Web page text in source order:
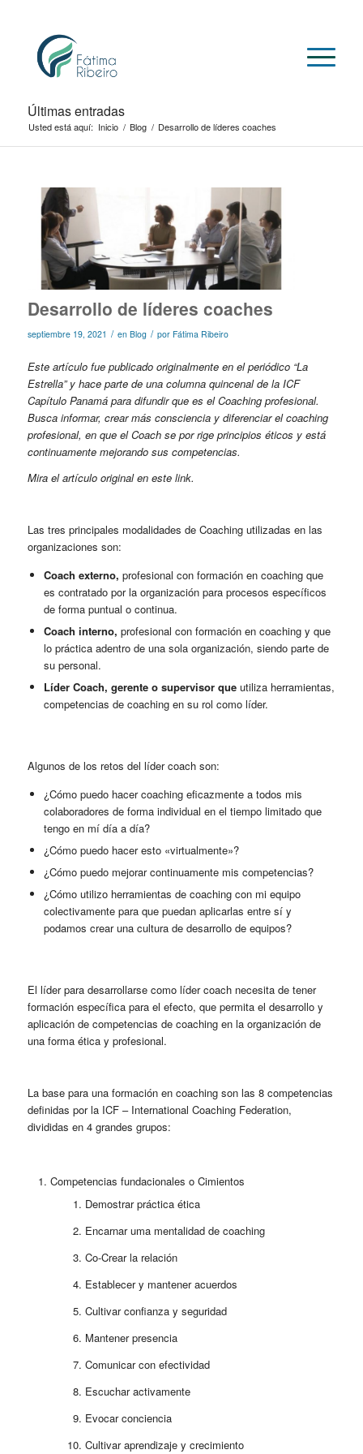
Últimas entradas
Usted está aquí: Inicio / Blog / Desarrollo de líderes coaches
Desarrollo de líderes coaches
septiembre 19, 2021 / en Blog / por Fátima Ribeiro
Este artículo fue publicado originalmente en el periódico “La
Estrella” y hace parte de una columna quincenal de la ICF
Capítulo Panamá para difundir que es el Coaching profesional.
Busca informar, crear más consciencia y diferenciar el coaching
profesional, en que el Coach se por rige principios éticos y está
continuamente mejorando sus competencias.
Mira el artículo original en este link.
Las tres principales modalidades de Coaching utilizadas en las
organizaciones son:
Coach externo, profesional con formación en coaching que
es contratado por la organización para procesos específicos
de forma puntual o continua.
Coach interno, profesional con formación en coaching y que
lo práctica adentro de una sola organización, siendo parte de
su personal.
Líder Coach, gerente o supervisor que utiliza herramientas,
competencias de coaching en su rol como líder.
Algunos de los retos del líder coach son:
¿Cómo puedo hacer coaching eficazmente a todos mis
colaboradores de forma individual en el tiempo limitado que
tengo en mí día a día?
¿Cómo puedo hacer esto «virtualmente»?
¿Cómo puedo mejorar continuamente mis competencias?
¿Cómo utilizo herramientas de coaching con mi equipo
colectivamente para que puedan aplicarlas entre sí y
podamos crear una cultura de desarrollo de equipos?
El líder para desarrollarse como líder coach necesita de tener
formación específica para el efecto, que permita el desarrollo y
aplicación de competencias de coaching en la organización de
una forma ética y profesional.
La base para una formación en coaching son las 8 competencias
definidas por la ICF – International Coaching Federation,
divididas en 4 grandes grupos:
Competencias fundacionales o Cimientos
Demostrar práctica ética
Encarnar uma mentalidad de coaching
Co-Crear la relación
Establecer y mantener acuerdos
Cultivar confianza y seguridad
Mantener presencia
Comunicar con efectividad
Escuchar activamente
Evocar conciencia
Cultivar aprendizaje y crecimiento